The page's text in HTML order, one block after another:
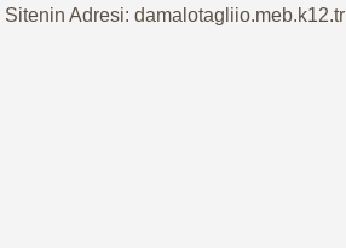
Sitenin Adresi: damalotagliio.meb.k12.tr